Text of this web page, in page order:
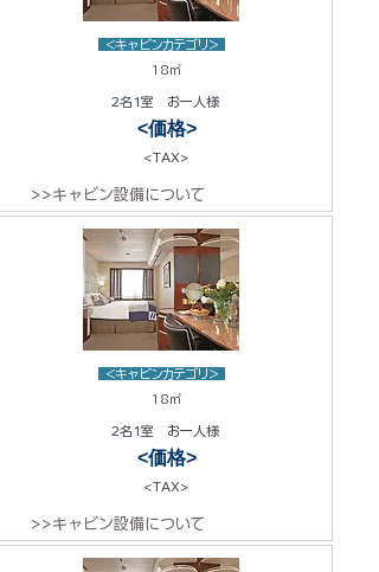
<キャビンカテゴリ>
18㎡
2名1室 お一人様
<価格>
<TAX>
>>キャビン設備について
<キャビンカテゴリ>
18㎡
2名1室 お一人様
<価格>
<TAX>
>>キャビン設備について